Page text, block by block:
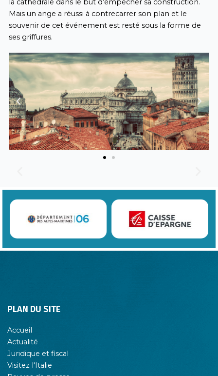
la cathédrale dans le but d’empêcher sa construction.
Mais un ange a réussi à contrecarrer son plan et le
souvenir de cet événement est resté sous la forme de
ses griffures.
Previous Next
PLAN DU SITE
Accueil
Actualité
Juridique et fiscal
Visitez l'Italie